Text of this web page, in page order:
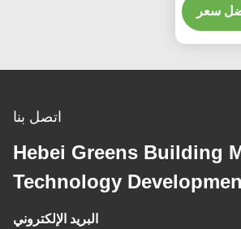
سعر
اتصل بنا
Hebei Greens Building
Technology
البريد الإلكتروني